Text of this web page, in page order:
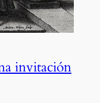
invitación